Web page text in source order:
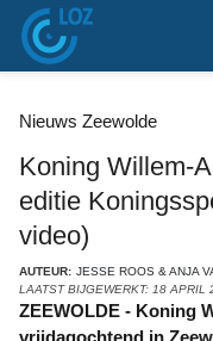
Nieuws Zeewolde
Koning Willem-
editie
video)
AUTEUR: JESSE ROOS & ANJA
LAATST BIJGEWERKT: 18 APRIL
ZEEWOLDE - Koning Willem-Alexander heeft
vrijdagochtend in